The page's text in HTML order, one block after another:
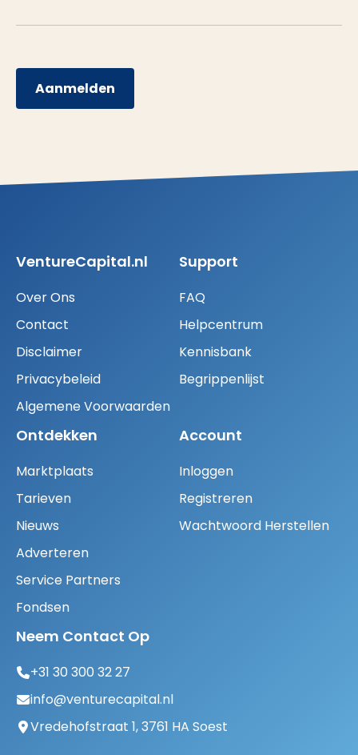
Aanmelden
VentureCapital.nl
Over Ons
Contact
Disclaimer
Privacybeleid
Algemene Voorwaarden
Support
FAQ
Helpcentrum
Kennisbank
Begrippenlijst
Ontdekken
Marktplaats
Tarieven
Nieuws
Adverteren
Service Partners
Fondsen
Account
Inloggen
Registreren
Wachtwoord Herstellen
Neem Contact Op
+31 30 300 32 27
info@venturecapital.nl
Vredehofstraat 1, 3761 HA Soest